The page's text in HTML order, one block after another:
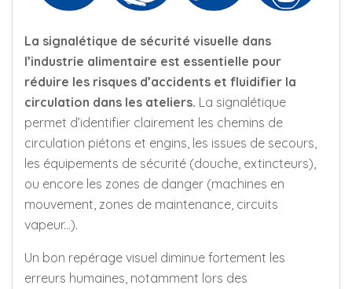
La signalétique de sécurité visuelle dans
l’industrie alimentaire est essentielle pour
réduire les risques d’accidents et fluidifier la
circulation dans les ateliers. La signalétique
permet d’identifier clairement les chemins de
circulation piétons et engins, les issues de secours,
les équipements de sécurité (douche, extincteurs),
ou encore les zones de danger (machines en
mouvement, zones de maintenance, circuits
vapeur...).
Un bon repérage visuel diminue fortement les
erreurs humaines, notamment lors des